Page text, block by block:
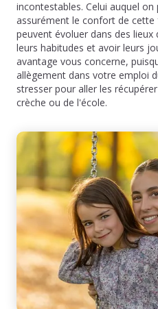
incontestables. Celui auquel
assurément le confort de
peuvent évoluer dans des
leurs habitudes et avoir leurs
avantage vous concerne,
allègement dans votre emploi
stresser pour aller les
crèche ou de l'école.